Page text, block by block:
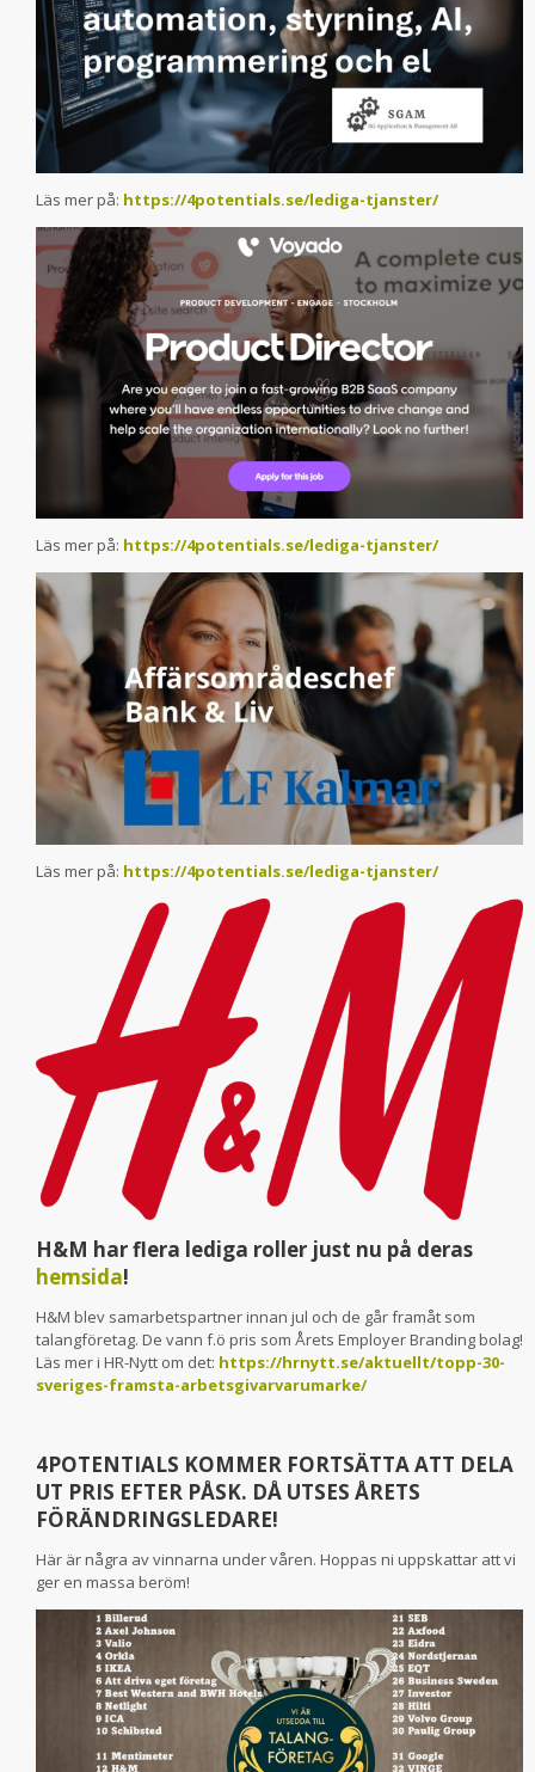
Läs mer på: https://4potentials.se/lediga-tjanster/
Läs mer på: https://4potentials.se/lediga-tjanster/
Läs mer på: https://4potentials.se/lediga-tjanster/
H&M har flera lediga roller just nu på deras
hemsida!
H&M blev samarbetspartner innan jul och de går framåt som
talangföretag. De vann f.ö pris som Årets Employer Branding bolag!
Läs mer i HR-Nytt om det: https://hrnytt.se/aktuellt/topp-30-
sveriges-framsta-arbetsgivarvarumarke/
4POTENTIALS KOMMER FORTSÄTTA ATT DELA
UT PRIS EFTER PÅSK. DÅ UTSES ÅRETS
FÖRÄNDRINGSLEDARE!
Här är några av vinnarna under våren. Hoppas ni uppskattar att vi
ger en massa beröm!